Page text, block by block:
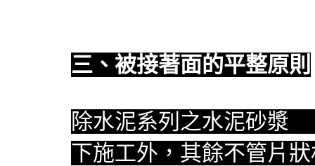
三、被接著面的平整原則
除水泥系列之水泥砂漿
下施工外，其餘不管片